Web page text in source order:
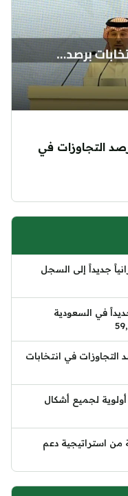
التجاوزات في
9,586 أصلاً عمرانياً جديداً إلى السجل
جديداً في السعودية
التجاوزات في انتخابات
لجميع أشكال
من استراتيجية دعم